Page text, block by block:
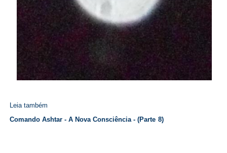
Leia também
Comando Ashtar - A Nova Consciência - (Parte 8)